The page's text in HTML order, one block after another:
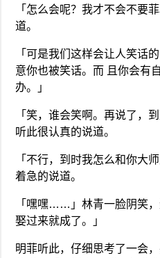
「怎么会呢？我才不会不要
道。
「可是我们这样会让人笑话
意你也被笑话。而 且你会有
办。」
「笑，谁会笑啊。再说了，
听此很认真的说道。
「不行，到时我怎么和你大
着急的说道。
「嘿嘿……」林青一脸阴笑
娶过来就成了。」
明菲听此，仔细思考了一会